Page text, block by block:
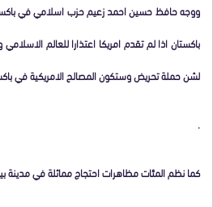
ووجه حافظ حسين احمد زعيم حزب اسلامي في
باكستان اذا لم تقدم امريكا اعتذارا للعالم
لشن حملة تحريض وستكون المصالح الامريكية في
.
كما نظم المئات مظاهرات احتجاج مماثلة في مدينة